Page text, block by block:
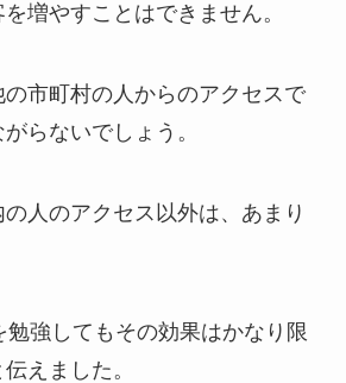
増やすことはできません。
の市町村の人からのアクセスで
らないでしょう。
人のアクセス以外は、あまり
勉強してもその効果はかなり限
えました。